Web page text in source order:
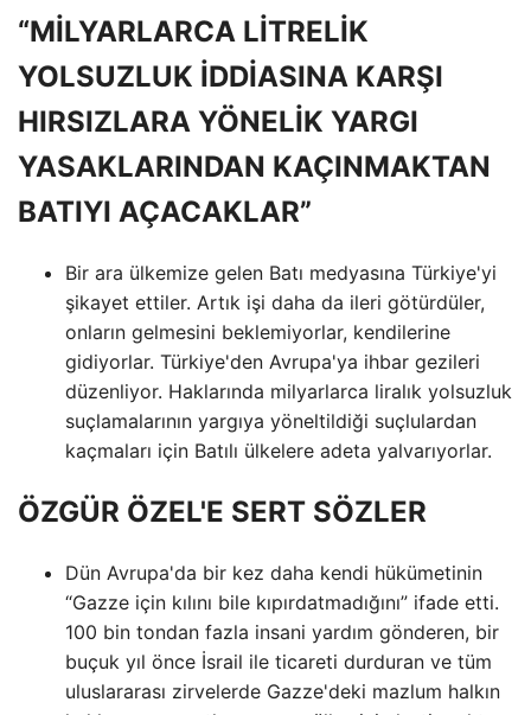
“MİLYARLARCA LİTRELİK
YOLSUZLUK İDDİASINA KARŞI
HIRSIZLARA YÖNELİK YARGI
YASAKLARINDAN KAÇINMAKTAN
BATIYI AÇACAKLAR”
Bir ara ülkemize gelen Batı medyasına Türkiye'yi
şikayet ettiler. Artık işi daha da ileri götürdüler,
onların gelmesini beklemiyorlar, kendilerine
gidiyorlar. Türkiye'den Avrupa'ya ihbar gezileri
düzenliyor. Haklarında milyarlarca liralık yolsuzluk
suçlamalarının yargıya yöneltildiği suçlulardan
kaçmaları için Batılı ülkelere adeta yalvarıyorlar.
ÖZGÜR ÖZEL'E SERT SÖZLER
Dün Avrupa'da bir kez daha kendi hükümetinin
“Gazze için kılını bile kıpırdatmadığını” ifade etti.
100 bin tondan fazla insani yardım gönderen, bir
buçuk yıl önce İsrail ile ticareti durduran ve tüm
uluslararası zirvelerde Gazze'deki mazlum halkın